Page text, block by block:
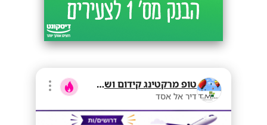
טופ מרקטינג קידום ושיווק בע"מ
דיר אל אסד